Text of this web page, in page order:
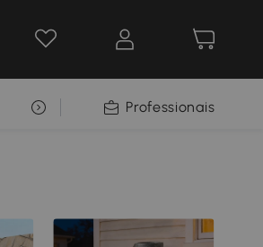
SELEÇÃO PREMIUMProfessionais